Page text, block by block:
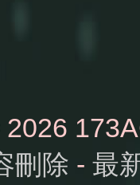
刪除 - 最